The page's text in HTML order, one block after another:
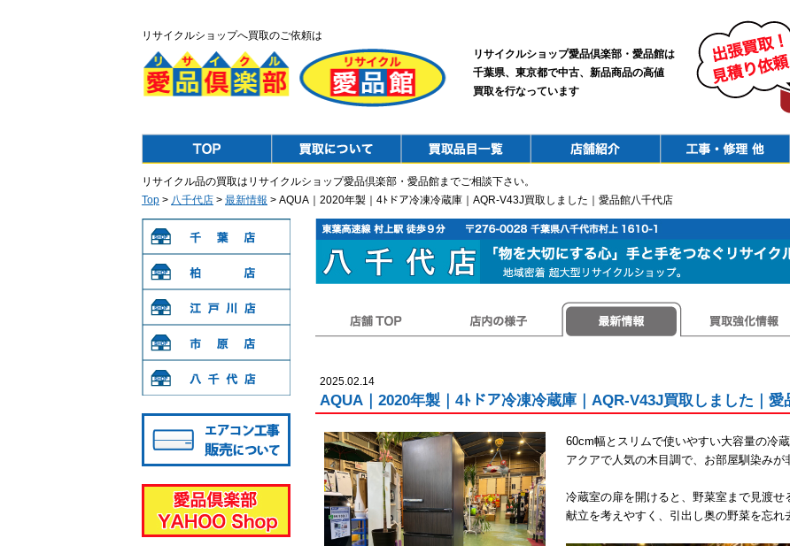
リサイクルショップへ買取のご依頼は
リサイクルショップ愛品倶楽部・愛品館は
千葉県、東京都で中古、新品商品の高値
買取を行なっています
リサイクル品の買取はリサイクルショップ愛品倶楽部・愛品館までご相談下さい。
Top > 八千代店 > 最新情報 > AQUA｜2020年製｜4ﾄドア冷凍冷蔵庫｜AQR-V43J買取しました｜愛品館八千代店
2025.02.14
AQUA｜2020年製｜4ﾄドア冷凍冷蔵庫｜AQR-V43J買取しました｜愛
60cm幅とスリムで使いやすい大容量の冷蔵
アクアで人気の木目調で、お部屋馴染みが
冷蔵室の扉を開けると、野菜室まで見渡せ
献立を考えやすく、引出し奥の野菜を忘れ